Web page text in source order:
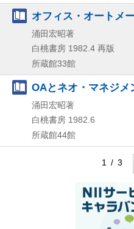
オフィス・オートメ
涌田宏昭著
白桃書房 1982.4 再版
所蔵館33館
OAとネオ・マネジメ
涌田宏昭著
白桃書房 1982.6
所蔵館44館
1 / 3